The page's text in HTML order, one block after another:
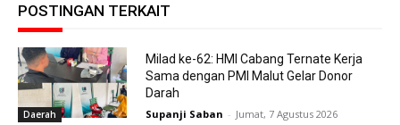
POSTINGAN TERKAIT
Daerah
Milad ke-62: HMI Cabang Ternate Kerja
Sama dengan PMI Malut Gelar Donor
Darah
Supanji Saban - Jumat, 7 Agustus 2026